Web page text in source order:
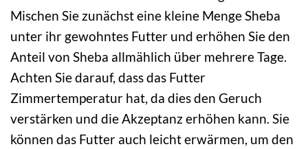
Mischen Sie zunächst eine kleine Menge Sheba
unter ihr gewohntes Futter und erhöhen Sie den
Anteil von Sheba allmählich über mehrere Tage.
Achten Sie darauf, dass das Futter
Zimmertemperatur hat, da dies den Geruch
verstärken und die Akzeptanz erhöhen kann. Sie
können das Futter auch leicht erwärmen, um den